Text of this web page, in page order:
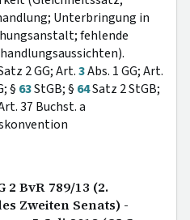
Unterbringung in
fehlende
2 GG; Art.3Abs. 1 GG; Art.
§ 63StGB; § 64Satz 2 StGB;
37 Buchst. a
2 BvR 789/13 (2.
Zweiten Senats) -